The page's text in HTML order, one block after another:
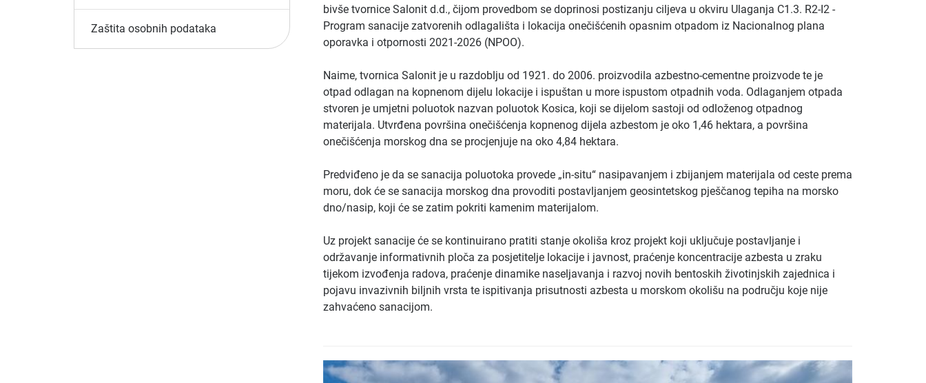
Zaštita osobnih podataka
bivše tvornice Salonit d.d., čijom provedbom se doprinosi postizanju ciljeva u okviru Ulaganja C1.3. R2-I2 -
Program sanacije zatvorenih odlagališta i lokacija onečišćenih opasnim otpadom iz Nacionalnog plana
oporavka i otpornosti 2021-2026 (NPOO).
Naime, tvornica Salonit je u razdoblju od 1921. do 2006. proizvodila azbestno-cementne proizvode te je
otpad odlagan na kopnenom dijelu lokacije i ispuštan u more ispustom otpadnih voda. Odlaganjem otpada
stvoren je umjetni poluotok nazvan poluotok Kosica, koji se dijelom sastoji od odloženog otpadnog
materijala. Utvrđena površina onečišćenja kopnenog dijela azbestom je oko 1,46 hektara, a površina
onečišćenja morskog dna se procjenjuje na oko 4,84 hektara.
Predviđeno je da se sanacija poluotoka provede „in-situ“ nasipavanjem i zbijanjem materijala od ceste prema
moru, dok će se sanacija morskog dna provoditi postavljanjem geosintetskog pješčanog tepiha na morsko
dno/nasip, koji će se zatim pokriti kamenim materijalom.
Uz projekt sanacije će se kontinuirano pratiti stanje okoliša kroz projekt koji uključuje postavljanje i
održavanje informativnih ploča za posjetitelje lokacije i javnost, praćenje koncentracije azbesta u zraku
tijekom izvođenja radova, praćenje dinamike naseljavanja i razvoj novih bentoskih životinjskih zajednica i
pojavu invazivnih biljnih vrsta te ispitivanja prisutnosti azbesta u morskom okolišu na području koje nije
zahvaćeno sanacijom.